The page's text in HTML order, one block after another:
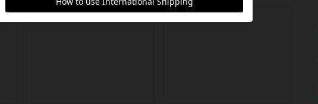
レビュー レビュー